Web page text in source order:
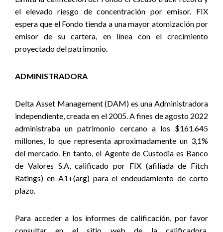
el elevado riesgo de concentración por emisor. FIX
espera que el Fondo tienda a una mayor atomización por
emisor de su cartera, en línea con el crecimiento
proyectado del patrimonio.
ADMINISTRADORA
Delta Asset Management (DAM) es una Administradora
independiente, creada en el 2005. A fines de agosto 2022
administraba un patrimonio cercano a los $161.645
millones, lo que representa aproximadamente un 3,1%
del mercado. En tanto, el Agente de Custodia es Banco
de Valores S.A, calificado por FIX (afiliada de Fitch
Ratings) en A1+(arg) para el endeudamiento de corto
plazo.
Para acceder a los informes de calificación, por favor